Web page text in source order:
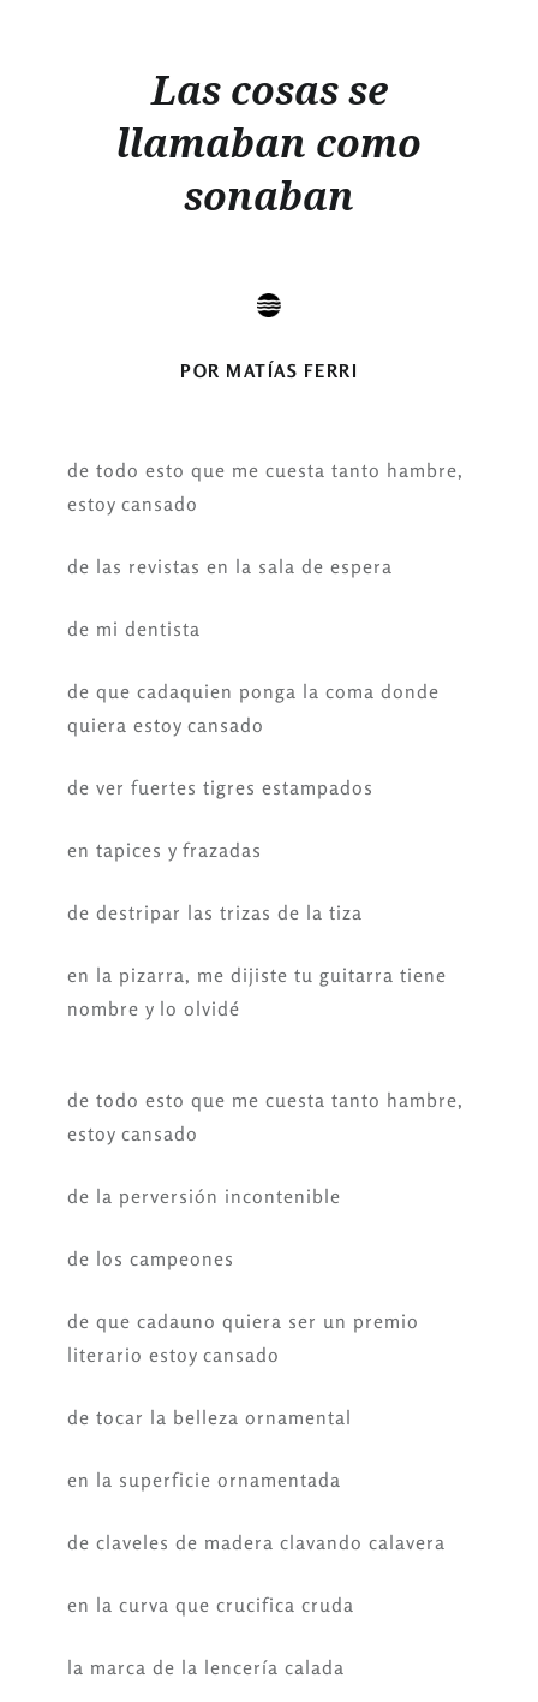
Las cosas se
llamaban como
sonaban
POR MATÍAS FERRI
de todo esto que me cuesta tanto hambre,
estoy cansado
de las revistas en la sala de espera
de mi dentista
de que cadaquien ponga la coma donde
quiera estoy cansado
de ver fuertes tigres estampados
en tapices y frazadas
de destripar las trizas de la tiza
en la pizarra, me dijiste tu guitarra tiene
nombre y lo olvidé
de todo esto que me cuesta tanto hambre,
estoy cansado
de la perversión incontenible
de los campeones
de que cadauno quiera ser un premio
literario estoy cansado
de tocar la belleza ornamental
en la superficie ornamentada
de claveles de madera clavando calavera
en la curva que crucifica cruda
la marca de la lencería calada